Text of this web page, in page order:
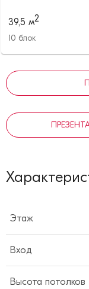
39,5 м2
10 блок
Этаж
Вход
Высота потолков